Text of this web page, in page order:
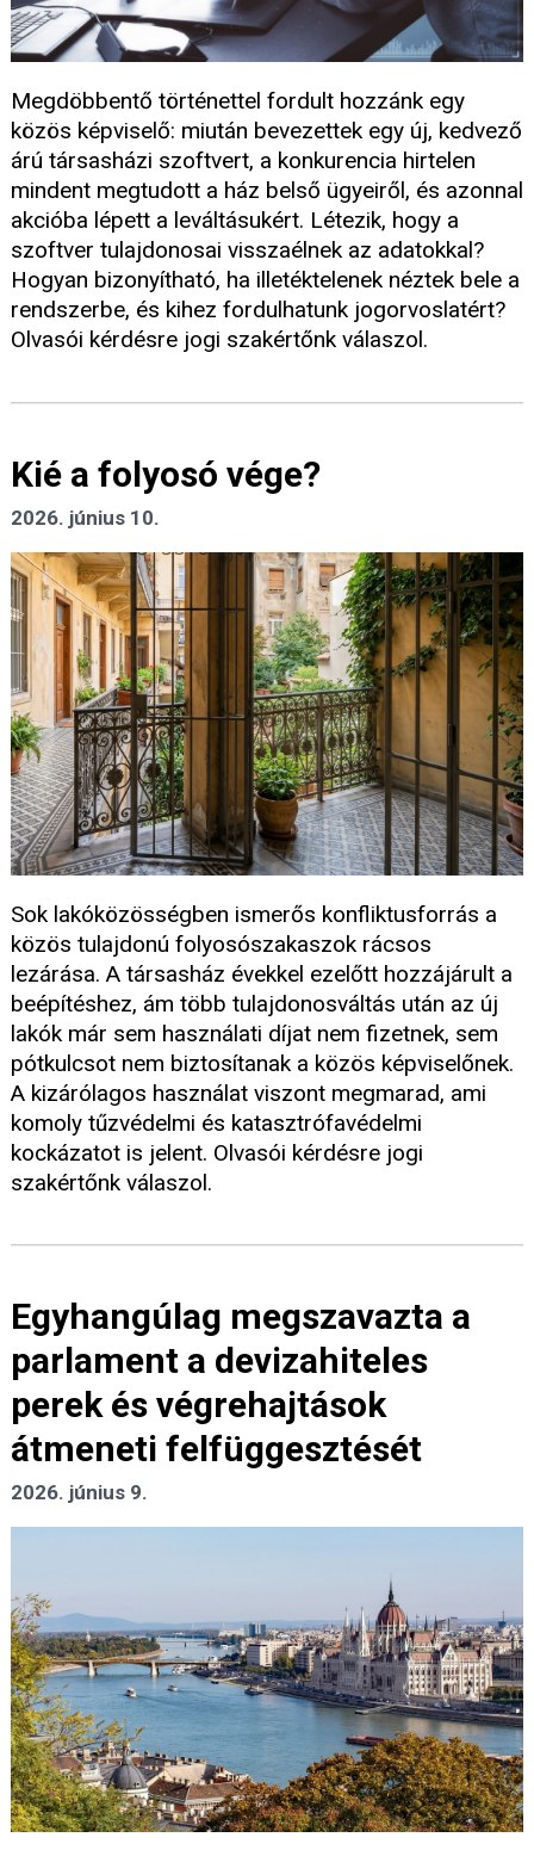
Megdöbbentő történettel fordult hozzánk egy
közös képviselő: miután bevezettek egy új, kedvező
árú társasházi szoftvert, a konkurencia hirtelen
mindent megtudott a ház belső ügyeiről, és azonnal
akcióba lépett a leváltásukért. Létezik, hogy a
szoftver tulajdonosai visszaélnek az adatokkal?
Hogyan bizonyítható, ha illetéktelenek néztek bele a
rendszerbe, és kihez fordulhatunk jogorvoslatért?
Olvasói kérdésre jogi szakértőnk válaszol.
Kié a folyosó vége?
2026. június 10.
Sok lakóközösségben ismerős konfliktusforrás a
közös tulajdonú folyosószakaszok rácsos
lezárása. A társasház évekkel ezelőtt hozzájárult a
beépítéshez, ám több tulajdonosváltás után az új
lakók már sem használati díjat nem fizetnek, sem
pótkulcsot nem biztosítanak a közös képviselőnek.
A kizárólagos használat viszont megmarad, ami
komoly tűzvédelmi és katasztrófavédelmi
kockázatot is jelent. Olvasói kérdésre jogi
szakértőnk válaszol.
Egyhangúlag megszavazta a
parlament a devizahiteles
perek és végrehajtások
átmeneti felfüggesztését
2026. június 9.